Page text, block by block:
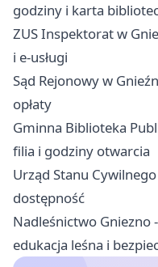
godziny i karta
ZUS Inspektorat w
i e-usługi
Sąd Rejonowy w
opłaty
Gminna Biblioteka
filia i godziny otwarcia
Urząd Stanu
dostępność
Nadleśnictwo Gniezno
edukacja leśna i